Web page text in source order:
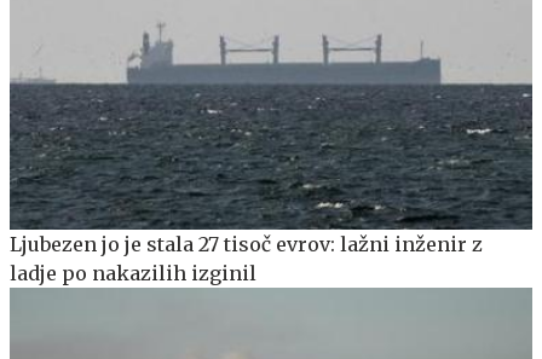
Ljubezen jo je stala 27 tisoč evrov: lažni inženir z
ladje po nakazilih izginil